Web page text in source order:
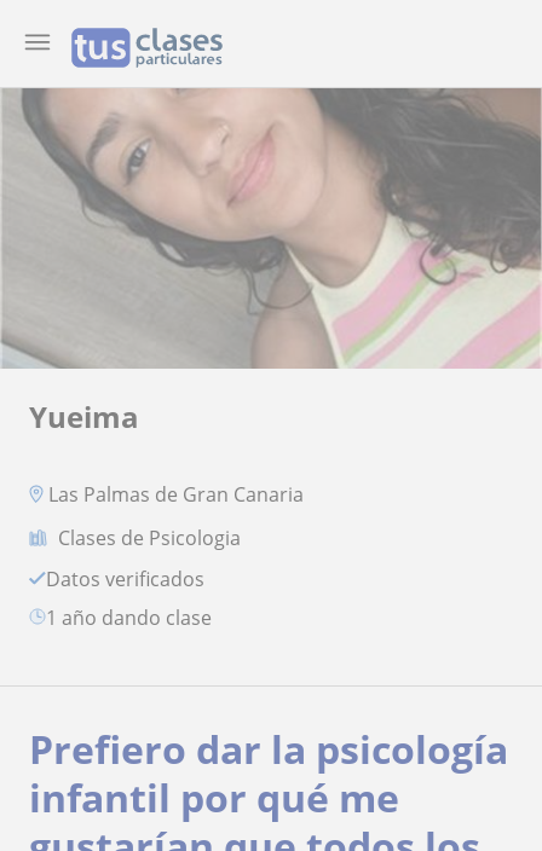
Yueima
Las Palmas de Gran Canaria
Clases de Psicologia
Datos verificados
1 año dando clase
Prefiero dar la psicología
infantil por qué me